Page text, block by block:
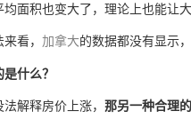
面积也变大了，理论上也能让
看， 加拿大的数据都没有显示
是什么？
解释房价上涨， 那另一种合理